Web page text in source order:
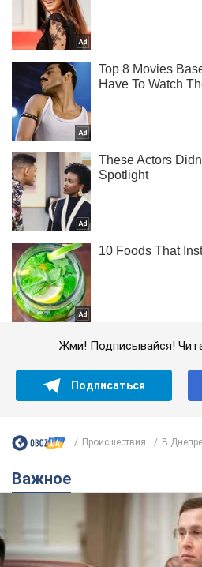
Жми! Подписывайся!
Подписаться
Происшествия В
Важное